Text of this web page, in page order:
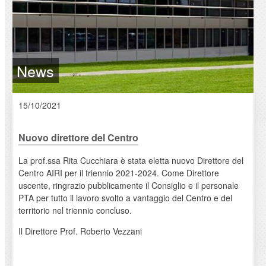
News
15/10/2021
Nuovo direttore del Centro
La prof.ssa Rita Cucchiara è stata eletta nuovo Direttore del
Centro AIRI per il triennio 2021-2024. Come Direttore
uscente, ringrazio pubblicamente il Consiglio e il personale
PTA per tutto il lavoro svolto a vantaggio del Centro e del
territorio nel triennio concluso.
Il Direttore Prof. Roberto Vezzani